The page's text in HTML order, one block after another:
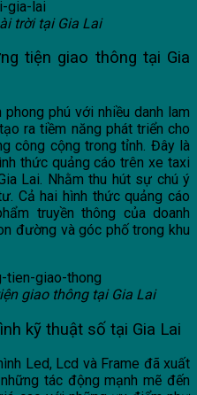
trời tại Gia Lai
tiện giao thông tại Gia
phú với nhiều danh lam
ra tiềm năng phát triển cho
công cộng trong tỉnh. Đây là
thức quảng cáo trên xe taxi
Lai. Nhằm thu hút sự chú ý
Cả hai hình thức quảng cáo
truyền thông của doanh
đường và góc phố trong khu
giao thông tại Gia Lai
kỹ thuật số tại Gia Lai
Led, Lcd và Frame đã xuất
tác động mạnh mẽ đến